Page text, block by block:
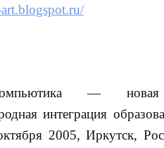
— новая
интеграция
2005, Иркутск,